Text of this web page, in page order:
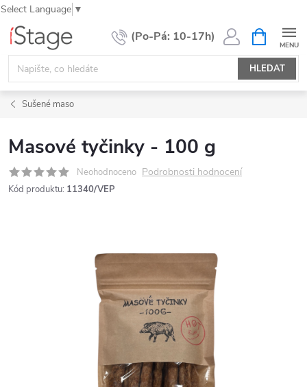
Select Language ▼
Přejít
obsah
HLEDAT
NÁKUPNÍ
KOŠÍK
Sušené maso
Masové tyčinky - 100 g
Neohodnoceno Podrobnosti hodnocení
Kód produktu: 11340/VEP